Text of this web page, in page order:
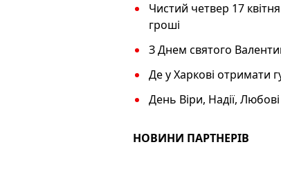
Чистий четвер 17
гроші
З Днем святого
Де у Харкові отримати
День Віри, Надії,
НОВИНИ ПАРТНЕРІВ